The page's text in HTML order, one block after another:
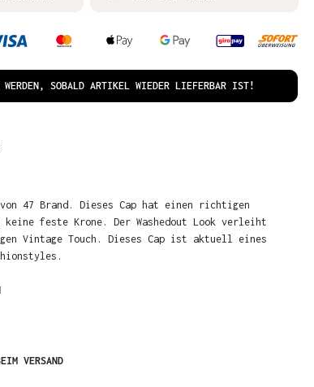
WERDEN, SOBALD ARTIKEL WIEDER LIEFERBAR IST!
47 Brand. Dieses Cap hat einen richtigen
keine feste Krone. Der Washedout Look verleiht
Vintage Touch. Dieses Cap ist aktuell eines
VERSAND